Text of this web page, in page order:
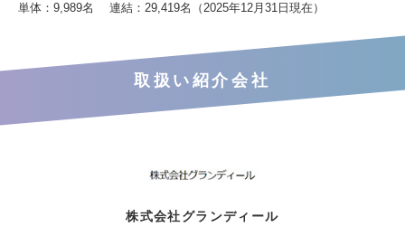
単体：9,989名 連結：29,419名（2025年12月31日現在）
取扱い紹介会社
株式会社グランディール